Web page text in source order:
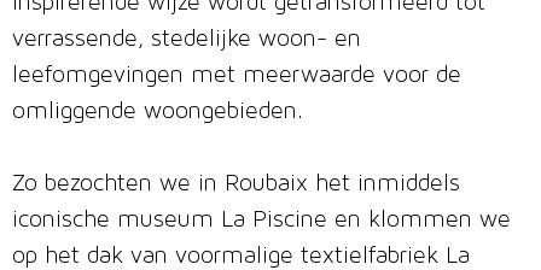
verrassende, stedelijke woon- en
leefomgevingen met meerwaarde voor de
omliggende woongebieden.
Zo bezochten we in Roubaix het inmiddels
iconische museum La Piscine en klommen we
op het dak van voormalige textielfabriek La